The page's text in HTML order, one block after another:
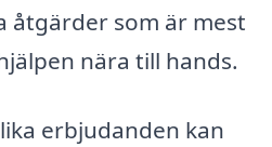
åtgärder som är mest
nära till hands.
erbjudanden kan